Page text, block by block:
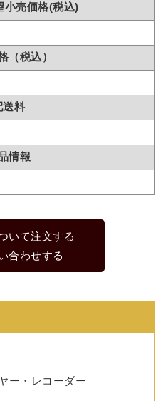
小売価格(税込)
（税込）
送料
情報
いて注文する
合わせする
ー・レコーダー